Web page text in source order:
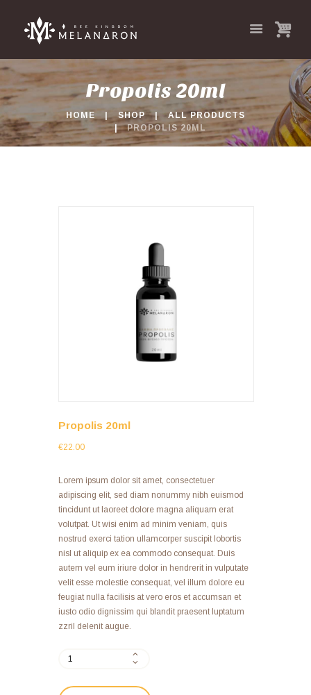
Propolis 20ml
HOME SHOP
ALL PRODUCTS
PROPOLIS 20ML
Propolis 20ml
€22.00
Lorem ipsum dolor sit amet, consectetuer
adipiscing elit, sed diam nonummy nibh euismod
tincidunt ut laoreet dolore magna aliquam erat
volutpat. Ut wisi enim ad minim veniam, quis
nostrud exerci tation ullamcorper suscipit lobortis
nisl ut aliquip ex ea commodo consequat. Duis
autem vel eum iriure dolor in hendrerit in vulputate
velit esse molestie consequat, vel illum dolore eu
feugiat nulla facilisis at vero eros et accumsan et
iusto odio dignissim qui blandit praesent luptatum
zzril delenit augue.